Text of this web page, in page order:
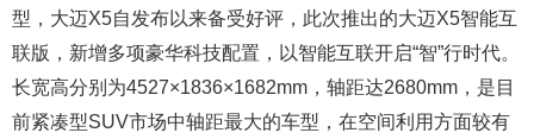
型，大迈X5自发布以来备受好评，此次推出的大迈X5智能互
联版，新增多项豪华科技配置，以智能互联开启“智”行时代。
长宽高分别为4527×1836×1682mm，轴距达2680mm，是目
前紧凑型SUV市场中轴距最大的车型，在空间利用方面较有